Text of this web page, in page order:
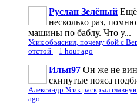
Руслан Зелёный Ещё
несколько раз,
машины по баблу. Что у...
Усик объяснил, почему бой с
отстой · 1 hour ago
Илья97 Он же не
скинутые пояса
Александр Усик раскрыл
ago